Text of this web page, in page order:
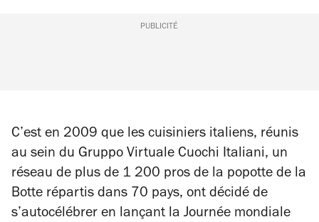
PUBLICITÉ
C’est en 2009 que les cuisiniers italiens, réunis
au sein du Gruppo Virtuale Cuochi Italiani, un
réseau de plus de 1 200 pros de la popotte de la
Botte répartis dans 70 pays, ont décidé de
s’autocélébrer en lançant la Journée mondiale